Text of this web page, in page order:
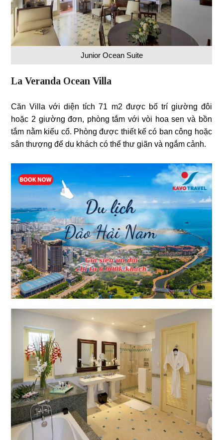
Junior Ocean Suite
La Veranda Ocean Villa
Căn Villa với diện tích 71 m2 được bố trí giường đôi
hoặc 2 giường đơn, phòng tắm với vòi hoa sen và bồn
tắm nằm kiểu cổ. Phòng được thiết kế có ban công hoặc
sân thượng để du khách có thể thư giãn và ngắm cảnh.